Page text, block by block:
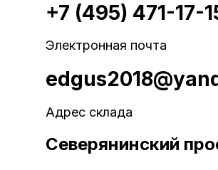
+7 (495) 471-17-
Электронная почта
Адрес склада
Северянинский